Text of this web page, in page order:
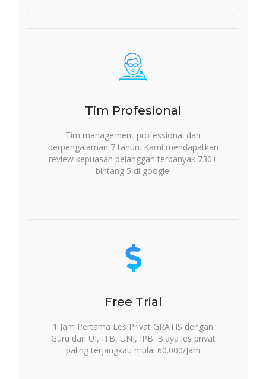
Tim Profesional
Tim management professional dan
berpengalaman 7 tahun. Kami mendapatkan
review kepuasan pelanggan terbanyak 730+
bintang 5 di google!
Free Trial
1 Jam Pertama Les Privat GRATIS dengan
Guru dari UI, ITB, UNJ, IPB. Biaya les privat
paling terjangkau mulai 60.000/Jam